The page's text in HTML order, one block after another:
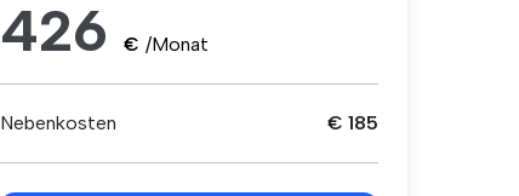
426 € /Monat
Nebenkosten € 185